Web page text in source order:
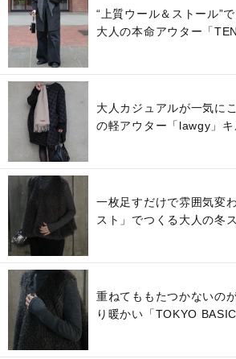
“上質ウール＆ストール”
大人の本命アウター「
大人カジュアルが一気に
の軽アウター「lawgy」
一枚足すだけで雰囲気変
スト」でつくる大人の冬
重ねてももたつかないの
り暖かい「TOKYO